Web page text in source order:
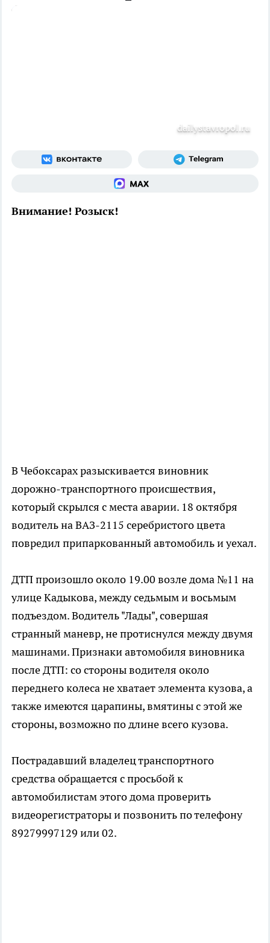
dailystavropol.ru
Внимание! Розыск!
В Чебоксарах разыскивается виновник
дорожно-транспортного происшествия,
который скрылся с места аварии. 18 октября
водитель на ВАЗ-2115 серебристого цвета
повредил припаркованный автомобиль и уехал.
ДТП произошло около 19.00 возле дома №11 на
улице Кадыкова, между седьмым и восьмым
подъездом. Водитель "Лады", совершая
странный маневр, не протиснулся между двумя
машинами. Признаки автомобиля виновника
после ДТП: со стороны водителя около
переднего колеса не хватает элемента кузова, а
также имеются царапины, вмятины с этой же
стороны, возможно по длине всего кузова.
Пострадавший владелец транспортного
средства обращается с просьбой к
автомобилистам этого дома проверить
видеорегистраторы и позвонить по телефону
89279997129 или 02.